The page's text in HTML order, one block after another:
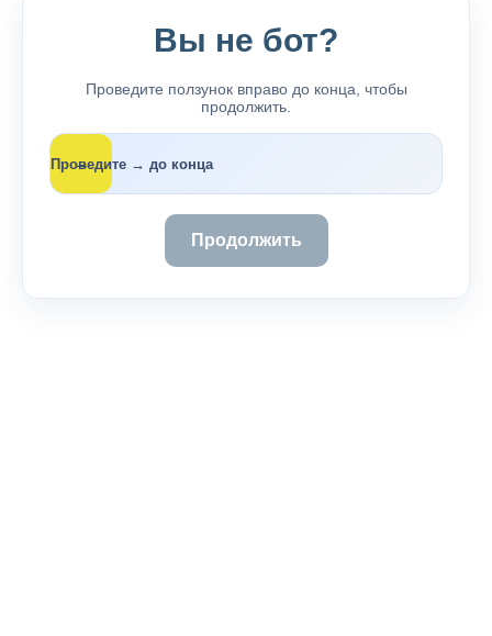
Вы не бот?
Проведите ползунок вправо до конца, чтобы
продолжить.
Проведите → до конца
→
Продолжить